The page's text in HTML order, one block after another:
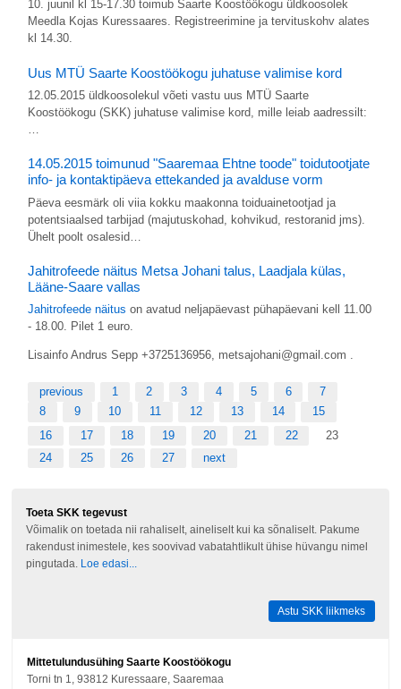
10. juunil kl 15-17.30 toimub Saarte Koostöökogu üldkoosolek
Meedla Kojas Kuressaares. Registreerimine ja tervituskohv alates
kl 14.30.
Uus MTÜ Saarte Koostöökogu juhatuse valimise kord
12.05.2015 üldkoosolekul võeti vastu uus MTÜ Saarte
Koostöökogu (SKK) juhatuse valimise kord, mille leiab aadressilt:
14.05.2015 toimunud "Saaremaa Ehtne toode" toidutootjate
info- ja kontaktipäeva ettekanded ja avalduse vorm
Päeva eesmärk oli viia kokku maakonna toiduainetootjad ja
potentsiaalsed tarbijad (majutuskohad, kohvikud, restoranid jms).
Ühelt poolt osalesid…
Jahitrofeede näitus Metsa Johani talus, Laadjala külas,
Lääne-Saare vallas
Jahitrofeede näitus on avatud neljapäevast pühapäevani kell 11.00
- 18.00. Pilet 1 euro.
Lisainfo Andrus Sepp +3725136956, metsajohani@gmail.com .
previous 1 2 3 4 5 6
7
8
9 10 11 12 13 14
15
16
17 18 19 20 21 22
23
24
25 26 27 next
Toeta SKK tegevust
Võimalik on toetada nii rahaliselt, aineliselt kui ka sõnaliselt. Pakume
rakendust inimestele, kes soovivad vabatahtlikult ühise hüvangu nimel
pingutada. Loe edasi...
Astu SKK liikmeks
Mittetulundusühing Saarte Koostöökogu
Torni tn 1, 93812 Kuressaare, Saaremaa